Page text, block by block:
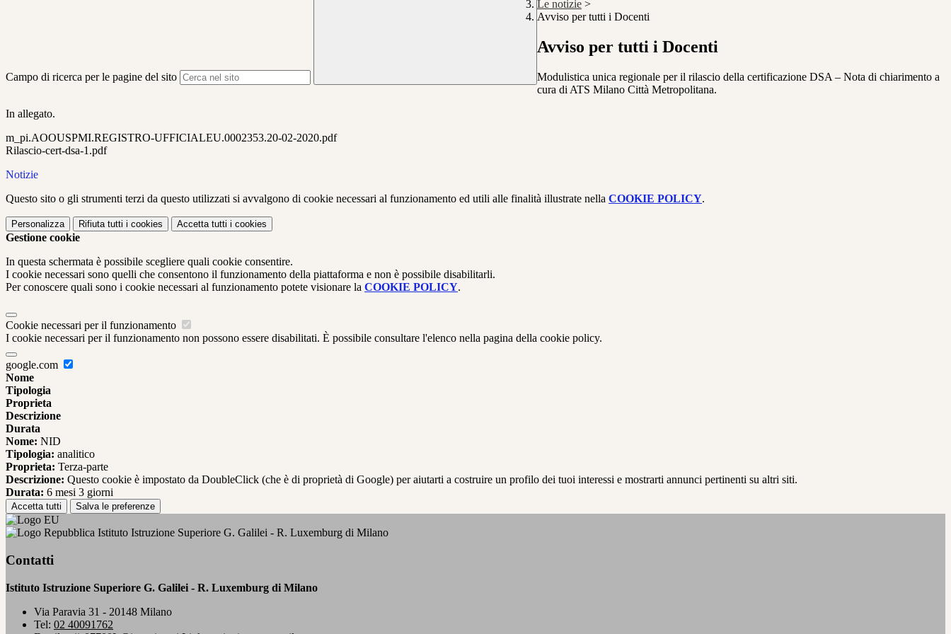
Campo di ricerca per le pagine del sito
Le notizie >
Avviso per tutti i Docenti
Avviso per tutti i Docenti
Modulistica unica regionale per il rilascio della certificazione DSA – Nota di chiarimento a
cura di ATS Milano Città Metropolitana.
In allegato.
m_pi.AOOUSPMI.REGISTRO-UFFICIALEU.0002353.20-02-2020.pdf
Rilascio-cert-dsa-1.pdf
Notizie
Questo sito o gli strumenti terzi da questo utilizzati si avvalgono di cookie necessari al funzionamento ed utili alle finalità illustrate nella COOKIE POLICY.
Personalizza Rifiuta tutti i cookies Accetta tutti i cookies
Gestione cookie
In questa schermata è possibile scegliere quali cookie consentire.
I cookie necessari sono quelli che consentono il funzionamento della piattaforma e non è possibile disabilitarli.
Per conoscere quali sono i cookie necessari al funzionamento potete visionare la COOKIE POLICY.
Cookie necessari per il funzionamento
I cookie necessari per il funzionamento non possono essere disabilitati. È possibile consultare l'elenco nella pagina della cookie policy.
google.com
Nome
Tipologia
Proprieta
Descrizione
Durata
Nome: NID
Tipologia: analitico
Proprieta: Terza-parte
Descrizione: Questo cookie è impostato da DoubleClick (che è di proprietà di Google) per aiutarti a costruire un profilo dei tuoi interessi e mostrarti annunci pertinenti su altri siti.
Durata: 6 mesi 3 giorni
Accetta tutti Salva le preferenze
Istituto Istruzione Superiore G. Galilei - R. Luxemburg di Milano
Contatti
Istituto Istruzione Superiore G. Galilei - R. Luxemburg di Milano
Via Paravia 31 - 20148 Milano
Tel: 02 40091762